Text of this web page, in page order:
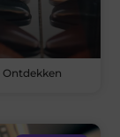
Ontdekken